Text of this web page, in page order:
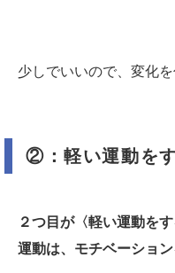
少しでいいので、変化を
②：軽い運動を
２つ目が〈軽い運動をす
運動は、モチベーション